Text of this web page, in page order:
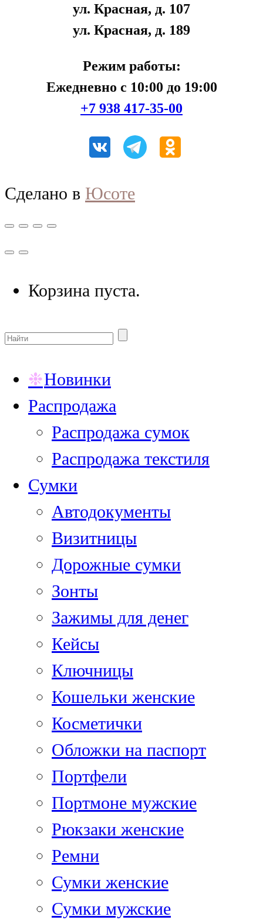
ул. Красная, д. 107
ул. Красная, д. 189
Режим работы:
Ежедневно с 10:00 до 19:00
+7 938 417-35-00
Сделано в Юсоте
Корзина пуста.
Новинки
Распродажа
Распродажа сумок
Распродажа текстиля
Сумки
Автодокументы
Визитницы
Дорожные сумки
Зонты
Зажимы для денег
Кейсы
Ключницы
Кошельки женские
Косметички
Обложки на паспорт
Портфели
Портмоне мужские
Рюкзаки женские
Ремни
Сумки женские
Сумки мужские